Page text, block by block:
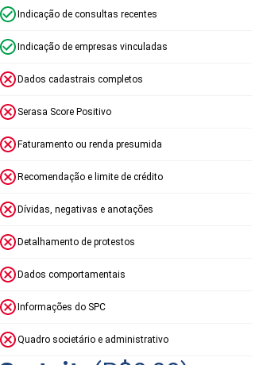
Indicação de consultas recentes
Indicação de empresas vinculadas
Dados cadastrais completos
Serasa Score Positivo
Faturamento ou renda presumida
Recomendação e limite de crédito
Dívidas, negativas e anotações
Detalhamento de protestos
Dados comportamentais
Informações do SPC
Quadro societário e administrativo